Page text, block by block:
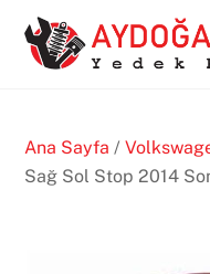
content
Ana Sayfa /
Sağ Sol Stop 2014